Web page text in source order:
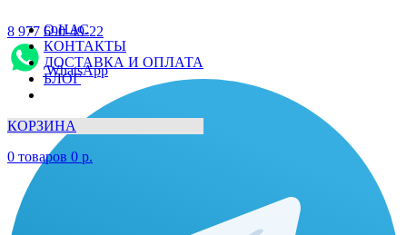
О НАС
КОНТАКТЫ
ДОСТАВКА И ОПЛАТА
БЛОГ
КОРЗИНА
0 товаров 0 р.
8 977 690-49-22
WhatsApp